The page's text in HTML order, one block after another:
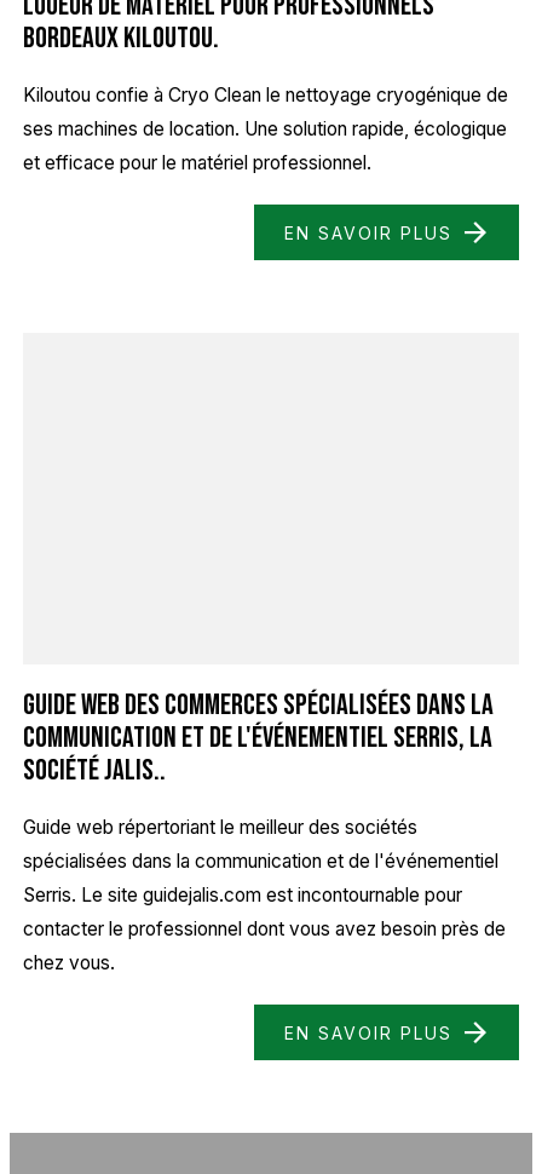
Bordeaux Kiloutou.
Kiloutou confie à Cryo Clean le nettoyage cryogénique de
ses machines de location. Une solution rapide, écologique
et efficace pour le matériel professionnel.
EN SAVOIR PLUS
Guide web des commerces spécialisées dans la
communication et de l'événementiel Serris, la
société Jalis..
Guide web répertoriant le meilleur des sociétés
spécialisées dans la communication et de l'événementiel
Serris. Le site guidejalis.com est incontournable pour
contacter le professionnel dont vous avez besoin près de
chez vous.
EN SAVOIR PLUS